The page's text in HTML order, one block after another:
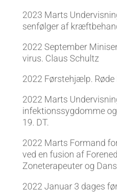
2023 Marts
senfølger af
2022 September
virus. Claus Schultz
2022 Førstehjælp. Røde
2022 Marts
infektionssygdomme
19. DT.
2022 Marts Formand
ved en fusion af
Zoneterapeuter og
2022 Januar 3 dages